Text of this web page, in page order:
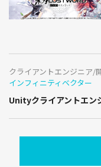
クライアントエンジニア/
インフィニティベクター
Unityクライアントエン